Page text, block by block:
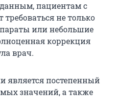
пациентам с
не только
или небольшие
коррекция
врач.
является постепенный
значений, а также